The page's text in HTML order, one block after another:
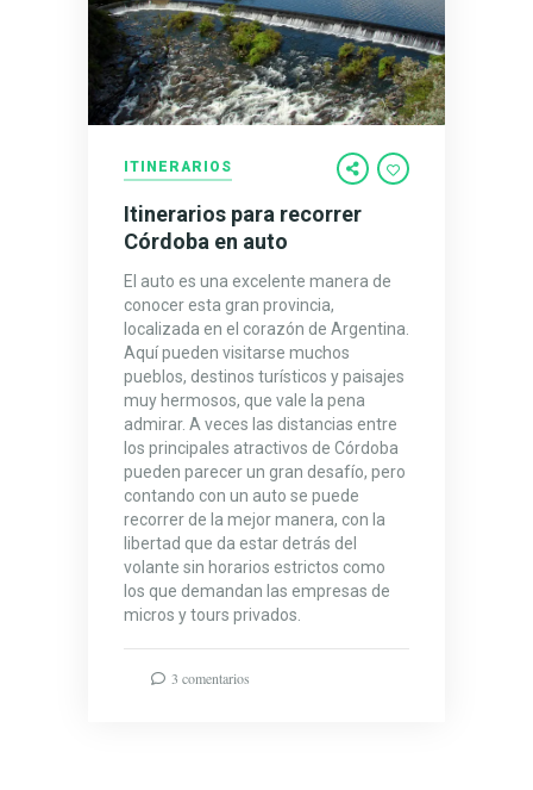
ITINERARIOS
Itinerarios para recorrer
Córdoba en auto
El auto es una excelente manera de
conocer esta gran provincia,
localizada en el corazón de Argentina.
Aquí pueden visitarse muchos
pueblos, destinos turísticos y paisajes
muy hermosos, que vale la pena
admirar. A veces las distancias entre
los principales atractivos de Córdoba
pueden parecer un gran desafío, pero
contando con un auto se puede
recorrer de la mejor manera, con la
libertad que da estar detrás del
volante sin horarios estrictos como
los que demandan las empresas de
micros y tours privados.
3 comentarios